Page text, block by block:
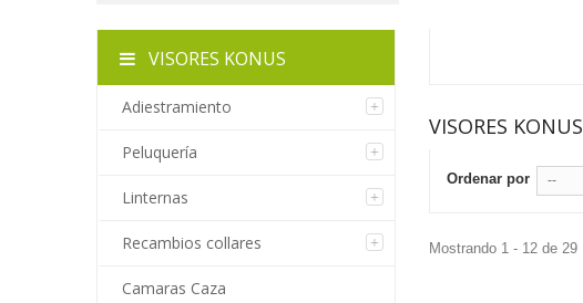
VISORES KONUS
Adiestramiento
Peluquería
Linternas
Recambios collares
Camaras Caza
VISORES KONUS
Ordenar por --
Mostrando 1 - 12 de 29